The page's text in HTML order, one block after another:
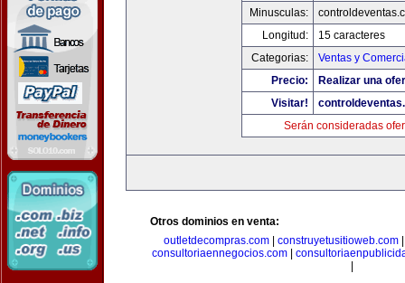
Minusculas:
Longitud:
15 caracteres
Categorias:
Ventas y
Precio:
Realizar una
Visitar!
Serán consideradas
Otros dominios en venta:
outletdecompras.com
construyetusitioweb.com
consultoriaennegocios.com|